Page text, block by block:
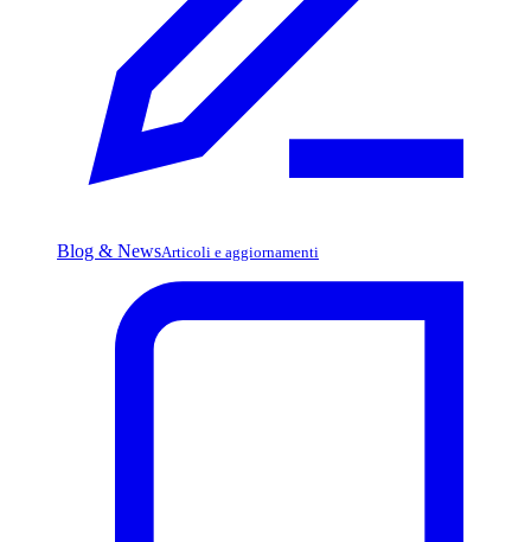
Blog & NewsArticoli e aggiornamenti